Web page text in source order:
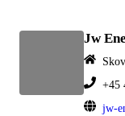
Jw
+45
jw-